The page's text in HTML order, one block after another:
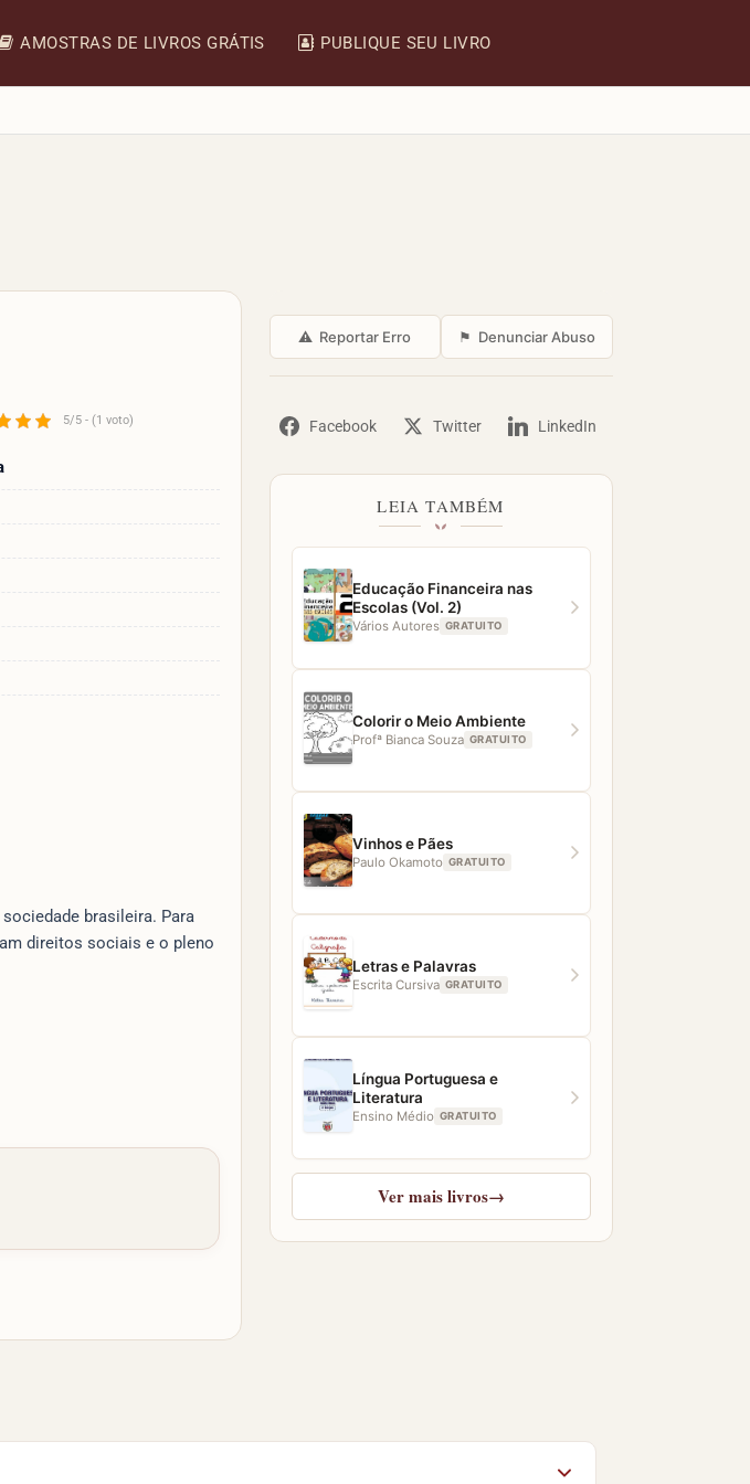
AMOSTRAS DE LIVROS GRÁTIS PUBLIQUE SEU LIVRO
5/5 - (1 voto)
brasileira. Para
direitos sociais e o pleno
⚠ Reportar Erro ⚑ Denunciar Abuso
Facebook Twitter LinkedIn
LEIA TAMBÉM
Educação Financeira nas
Escolas (Vol. 2)
Vários Autores GRATUITO
Colorir o Meio Ambiente
Profª Bianca Souza GRATUITO
Vinhos e Pães
Paulo Okamoto GRATUITO
Letras e Palavras
Escrita Cursiva GRATUITO
Língua Portuguesa e
Literatura
Ensino Médio GRATUITO
Ver mais livros→